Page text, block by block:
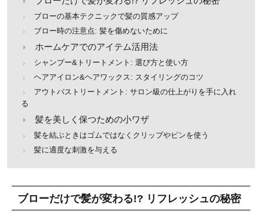
ブローの基本テクニックで髪の質感アップ
ブロー時の注意点: 髪を傷めないために
ホームケアでのアイテム活用法
シャンプー&トリートメント: 選び方と使い方
ヘアアイロン&ヘアワックス: スタイリングのコツ
アウトバストリートメント: サロン級の仕上がりを手に入れ
る
髪を美しく保つための小ワザ
髪を結ぶときはゴムではなくクリップやピンを使う
髪に適度な刺激を与える
ブローだけで髪が変わる!? リフレッシュの秘密